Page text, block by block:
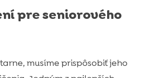
pre seniorového
musíme prispôsobiť jeho